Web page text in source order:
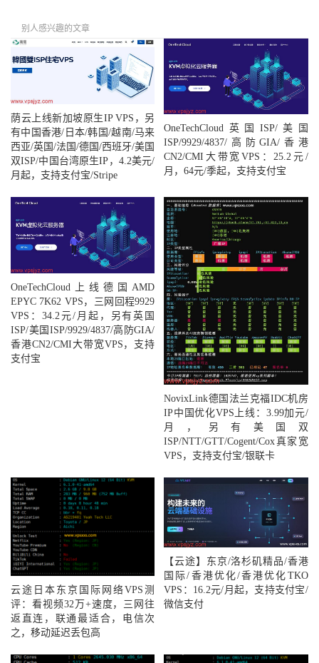
别人感兴趣的文章
荫云上线新加坡原生IP VPS，另
有中国香港/日本/韩国/越南/马来
西亚/英国/法国/德国/西班牙/美国
双ISP/中国台湾原生IP，4.2美元/
月起，支持支付宝/Stripe
OneTechCloud英国ISP/美国
ISP/9929/4837/高防GIA/香港
CN2/CMI大带宽VPS：25.2元/
月，64元/季起，支持支付宝
OneTechCloud上线德国AMD
EPYC 7K62 VPS，三网回程9929
VPS：34.2元/月起，另有英国
ISP/美国ISP/9929/4837/高防GIA/
香港CN2/CMI大带宽VPS，支持
支付宝
NovixLink德国法兰克福IDC机房
IP中国优化VPS上线：3.99加元/
月，另有美国双
ISP/NTT/GTT/Cogent/Cox真家宽
VPS，支持支付宝/银联卡
云途日本东京国际网络VPS测
评：看视频32万+速度，三网往
返直连，联通最适合，电信次
之，移动延迟丢包高
【云途】东京/洛杉矶精品/香港
国际/香港优化/香港优化TKO
VPS：16.2元/月起，支持支付宝/
微信支付